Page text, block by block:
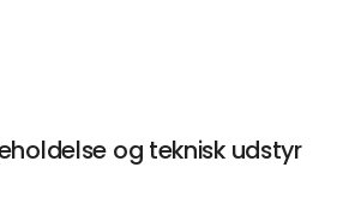
og teknisk udstyr